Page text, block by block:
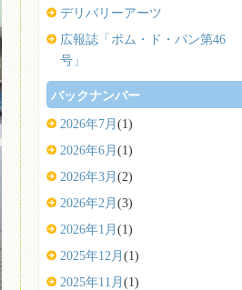
デリバリーアーツ
広報誌「ポム・ド・パン第46
号」
バックナンバー
2026年7月 (1)
2026年6月 (1)
2026年3月 (2)
2026年2月 (3)
2026年1月 (1)
2025年12月 (1)
2025年11月 (1)